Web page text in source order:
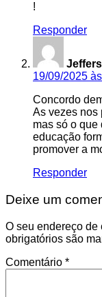
!
Responder
19/09/2025
Concordo
As vezes nos
mas só o que
educação
promover a
Responder
Deixe um
O seu endereço de
obrigatórios são
Comentário *